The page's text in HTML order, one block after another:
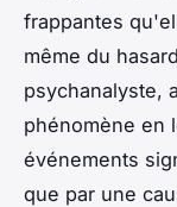
frappantes
même du
psychanalyste,
phénomène en
événements
que par une